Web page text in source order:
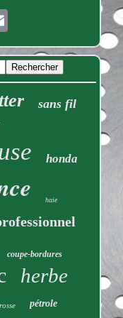
sans fil
honda
haie
coupe-bordures
herbe
pétrole